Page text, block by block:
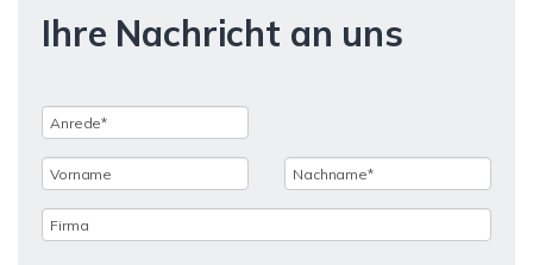
Ihre Nachricht an uns